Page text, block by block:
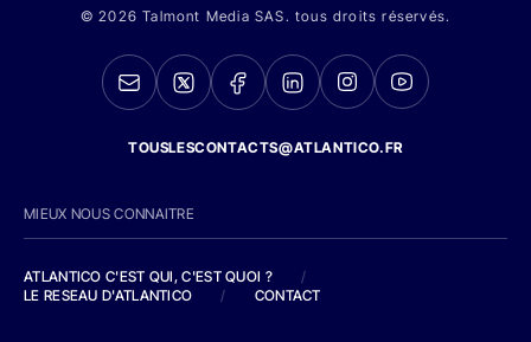
© 2026 Talmont Media SAS. tous droits réservés.
TOUSLESCONTACTS@ATLANTICO.FR
MIEUX NOUS CONNAITRE
ATLANTICO C'EST QUI, C'EST QUOI ?
/
LE RESEAU D'ATLANTICO
/ CONTACT